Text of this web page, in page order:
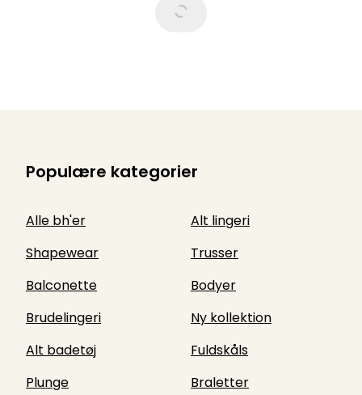
Populære kategorier
Alle bh'er
Alt lingeri
Shapewear
Trusser
Balconette
Bodyer
Brudelingeri
Ny kollektion
Alt badetøj
Fuldskåls
Plunge
Braletter